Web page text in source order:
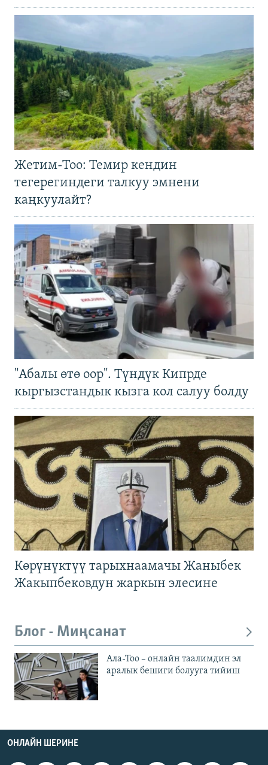
Жетим-Тоо: Темир кендин
тегерегиндеги талкуу эмнени
каңкуулайт?
"Абалы өтө оор". Түндүк Кипрде
кыргызстандык кызга кол салуу болду
Көрүнүктүү тарыхнаамачы Жаныбек
Жакыпбековдун жаркын элесине
Блог - Миңсанат
Ала-Тоо – онлайн таалимдин эл
аралык бешиги болууга тийиш
ОНЛАЙН ШЕРИНЕ